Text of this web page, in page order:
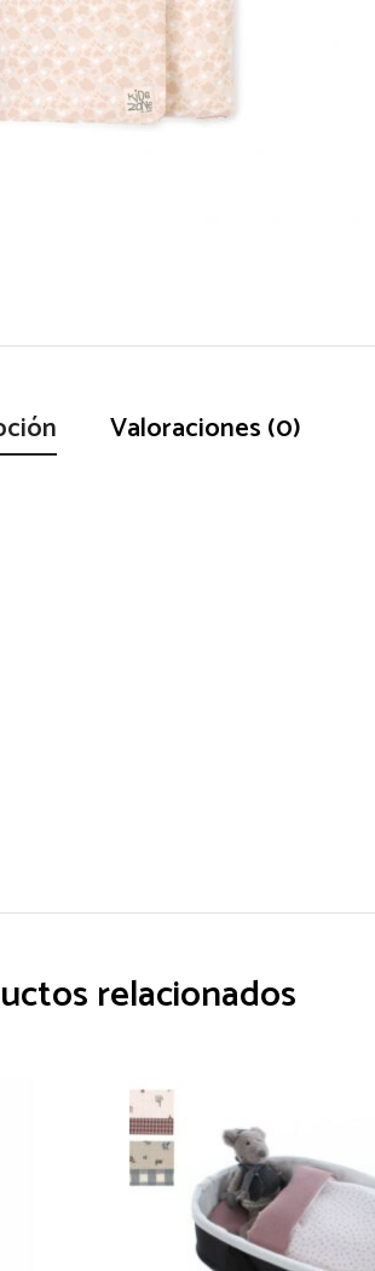
Valoraciones (0)
relacionados